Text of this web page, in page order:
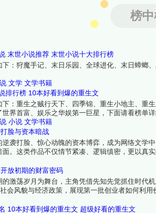
榜
末世小说推荐 末世小说十大排行榜
：狩魔手记、末日乐园、全球进化、末日蟑螂
文学 文学书籍
排行榜 10本好看到爆的重生文
：重生之贼行天下、四季锦、重生小地主、重
界首富、娱乐之华娱第一巨星，下面请看榜单详
小说 文学书籍
脸与资本暗战
袭打脸、惊心动魄的资本博弈，成为网络文学
。这类作品不仅情节紧凑、逻辑缜密，更以真
放初期的财富密码
激荡岁月为舞台，主角凭借先知先觉抓住时代
会风貌与经济政策，展现第一批创业者如何利
！
10本好看到爆的重生文 超级好看的重生文